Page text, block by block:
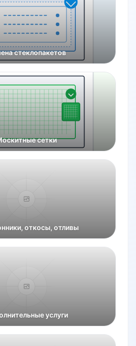
стеклопакетов
сетки
откосы, отливы
услуги